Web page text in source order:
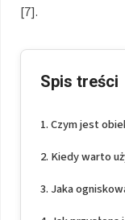
[7].
Spis treści
Czym jest
Kiedy warto
Jaka